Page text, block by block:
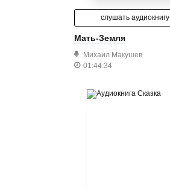
слушать аудиокнигу
Мать-Земля
Михаил Макушев
01:44:34